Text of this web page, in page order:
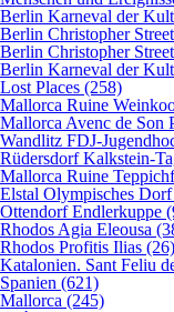
Berlin Karneval der
Berlin Christopher
Berlin Christopher
Berlin Karneval der
Lost Places (258)
Mallorca Ruine
Mallorca Avenc de Son
Wandlitz FDJ-
Rüdersdorf Kalkstein-
Mallorca Ruine
Elstal Olympisches
Ottendorf Endlerkuppe
Rhodos Agia Eleousa
Rhodos Profitis Ilias (26)
Katalonien. Sant Feliu
Spanien (621)
Mallorca (245)